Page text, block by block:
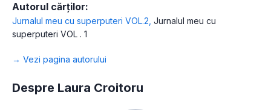
Autorul cărților:
Jurnalul meu cu superputeri VOL.2 Jurnalul meu cu
superputeri VOL . 1
→ Vezi pagina autorului
Despre Laura Croitoru